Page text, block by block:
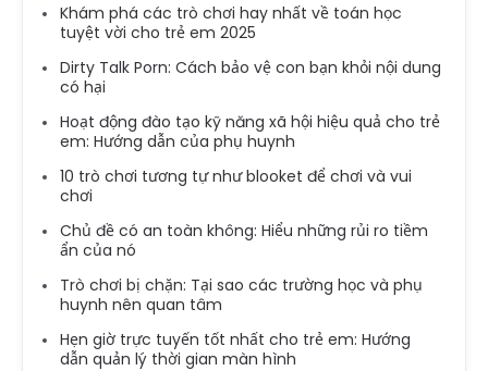
Khám phá các trò chơi hay nhất về toán học
tuyệt vời cho trẻ em 2025
Dirty Talk Porn: Cách bảo vệ con bạn khỏi nội dung
có hại
Hoạt động đào tạo kỹ năng xã hội hiệu quả cho trẻ
em: Hướng dẫn của phụ huynh
10 trò chơi tương tự như blooket để chơi và vui
chơi
Chủ đề có an toàn không: Hiểu những rủi ro tiềm
ẩn của nó
Trò chơi bị chặn: Tại sao các trường học và phụ
huynh nên quan tâm
Hẹn giờ trực tuyến tốt nhất cho trẻ em: Hướng
dẫn quản lý thời gian màn hình